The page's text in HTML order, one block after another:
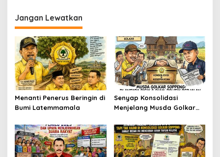
Jangan Lewatkan
Menanti Penerus Beringin di
Bumi Latemmamala
Senyap Konsolidasi
Menjelang Musda Golkar